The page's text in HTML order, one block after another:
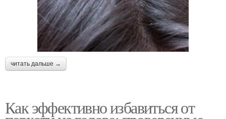
читать дальше →
Как эффективно избавиться от